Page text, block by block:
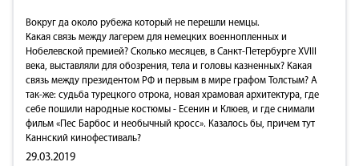
Вокруг да около рубежа который не перешли немцы.
Какая связь между лагерем для немецких военнопленных и
Нобелевской премией? Сколько месяцев, в Санкт-Петербурге XVIII
века, выставляли для обозрения, тела и головы казненных? Какая
связь между президентом РФ и первым в мире графом Толстым? А
так-же: судьба турецкого отрока, новая храмовая архитектура, где
себе пошили народные костюмы - Есенин и Клюев, и где снимали
фильм «Пес Барбос и необычный кросс». Казалось бы, причем тут
Каннский кинофестиваль?
29.03.2019